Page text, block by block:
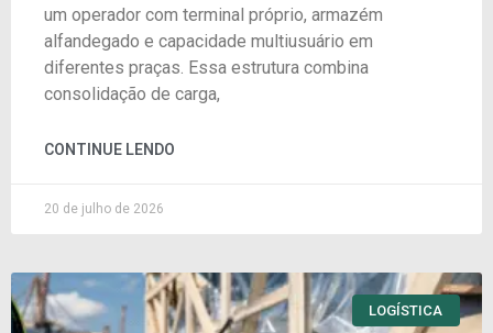
um operador com terminal próprio, armazém
alfandegado e capacidade multiusuário em
diferentes praças. Essa estrutura combina
consolidação de carga,
CONTINUE LENDO
20 de julho de 2026
LOGÍSTICA